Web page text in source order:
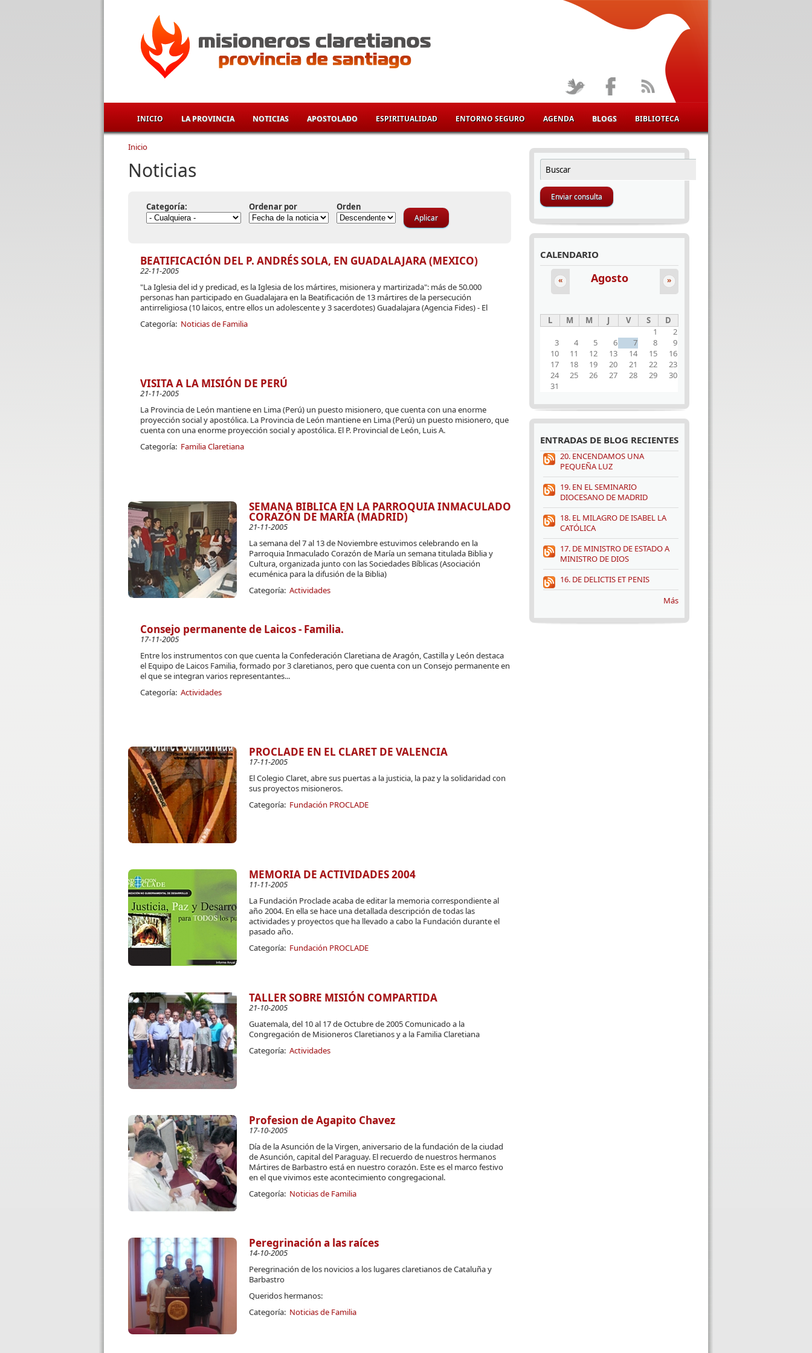
INICIO LA PROVINCIA NOTICIAS APOSTOLADO ESPIRITUALIDAD ENTORNO SEGURO AGENDA BLOGS BIBLIOTECA
Se encuentra usted aquí
Inicio
Noticias
Categoría: Ordenar por Orden
BEATIFICACIÓN DEL P. ANDRÉS SOLA, EN GUADALAJARA (MEXICO)
22-11-2005
"La Iglesia del id y predicad, es la Iglesia de los mártires, misionera y martirizada": más de 50.000
personas han participado en Guadalajara en la Beatificación de 13 mártires de la persecución
antirreligiosa (10 laicos, entre ellos un adolescente y 3 sacerdotes) Guadalajara (Agencia Fides) - El
Categoría: Noticias de Familia
VISITA A LA MISIÓN DE PERÚ
21-11-2005
La Provincia de León mantiene en Lima (Perú) un puesto misionero, que cuenta con una enorme
proyección social y apostólica. La Provincia de León mantiene en Lima (Perú) un puesto misionero, que
cuenta con una enorme proyección social y apostólica. El P. Provincial de León, Luis A.
Categoría: Familia Claretiana
SEMANA BIBLICA EN LA PARROQUIA INMACULADO
CORAZÓN DE MARÍA (MADRID)
21-11-2005
La semana del 7 al 13 de Noviembre estuvimos celebrando en la
Parroquia Inmaculado Corazón de María un semana titulada Biblia y
Cultura, organizada junto con las Sociedades Bíblicas (Asociación
ecuménica para la difusión de la Biblia)
Categoría: Actividades
Consejo permanente de Laicos - Familia.
17-11-2005
Entre los instrumentos con que cuenta la Confederación Claretiana de Aragón, Castilla y León destaca
el Equipo de Laicos Familia, formado por 3 claretianos, pero que cuenta con un Consejo permanente en
el que se integran varios representantes...
Categoría: Actividades
PROCLADE EN EL CLARET DE VALENCIA
17-11-2005
El Colegio Claret, abre sus puertas a la justicia, la paz y la solidaridad con
sus proyectos misioneros.
Categoría: Fundación PROCLADE
MEMORIA DE ACTIVIDADES 2004
11-11-2005
La Fundación Proclade acaba de editar la memoria correspondiente al
año 2004. En ella se hace una detallada descripción de todas las
actividades y proyectos que ha llevado a cabo la Fundación durante el
pasado año.
Categoría: Fundación PROCLADE
TALLER SOBRE MISIÓN COMPARTIDA
21-10-2005
Guatemala, del 10 al 17 de Octubre de 2005 Comunicado a la
Congregación de Misioneros Claretianos y a la Familia Claretiana
Categoría: Actividades
Profesion de Agapito Chavez
17-10-2005
Día de la Asunción de la Virgen, aniversario de la fundación de la ciudad
de Asunción, capital del Paraguay. El recuerdo de nuestros hermanos
Mártires de Barbastro está en nuestro corazón. Este es el marco festivo
en el que vivimos este acontecimiento congregacional.
Categoría: Noticias de Familia
Peregrinación a las raíces
14-10-2005
Peregrinación de los novicios a los lugares claretianos de Cataluña y
Barbastro
Queridos hermanos:
Categoría: Noticias de Familia
FORMULARIO DE BÚSQUEDA
Buscar
CALENDARIO
Agosto
« »
L M M J V S
D
1
2
3
4 5 6 7 8
9
10
11 12 13 14 15
16
17
18 19 20 21 22
23
24
25 26 27 28 29
30
31
ENTRADAS DE BLOG RECIENTES
20. ENCENDAMOS UNA
PEQUEÑA LUZ
19. EN EL SEMINARIO
DIOCESANO DE MADRID
18. EL MILAGRO DE ISABEL LA
CATÓLICA
17. DE MINISTRO DE ESTADO A
MINISTRO DE DIOS
16. DE DELICTIS ET PENIS
Más